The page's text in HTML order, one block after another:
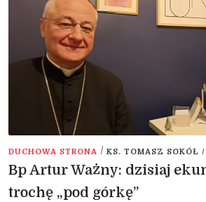
DUCHOWA STRONA / KS. TOMASZ SOKÓŁ
Bp Artur Ważny: dzisiaj
trochę „pod górkę”